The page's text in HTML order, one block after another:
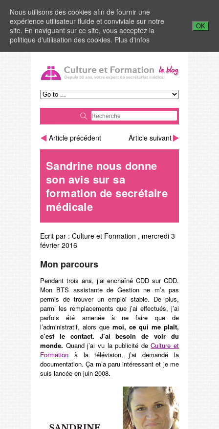
Article précédent Article suivant
Sandrine nous donne
son avis sur sa
formation de secrétaire
médicale
Ecrit par : Culture et Formation , mercredi 3
février 2016
Mon parcours
Pendant trois ans, j’ai enchaîné CDD sur CDD.
Mon BTS assistante de Gestion ne m’a pas
permis de trouver un emploi stable. De plus,
parmi les remplacements que j’ai effectués, j’ai
parfois été amenée à ne faire que de
l’administratif, alors que moi, ce qui me plaît,
c’est le contact. J’ai besoin de voir du
monde. Quand j’ai vu la publicité deCulture et
Formation à la télévision, j’ai demandé la
documentation. Ça m’a paru intéressant et je me
suis lancée en juin 2008.
Nous utilisons des cookies afin de fournir une
expérience utilisateur fluide et conviviale sur notre
site. En naviguant sur ce site, vous acceptez la
politique d'utilisation des cookies. Plus d'infos
OK